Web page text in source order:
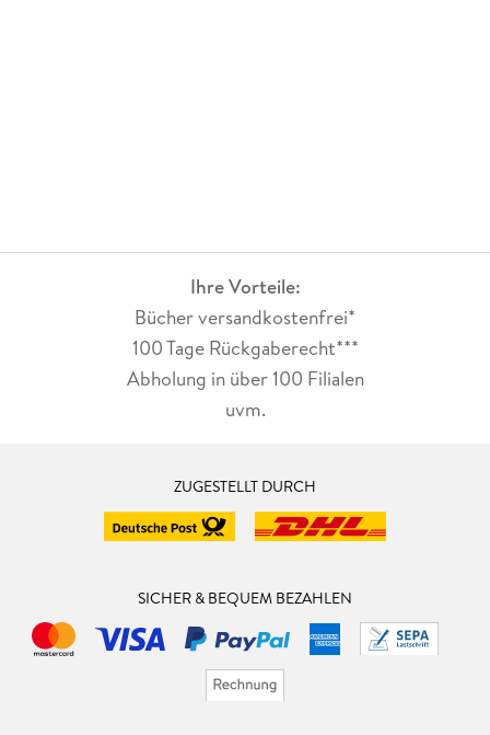
Ihre Vorteile:
Bücher versandkostenfrei*
100 Tage Rückgaberecht***
Abholung in über 100 Filialen
uvm.
ZUGESTELLT DURCH
SICHER & BEQUEM BEZAHLEN